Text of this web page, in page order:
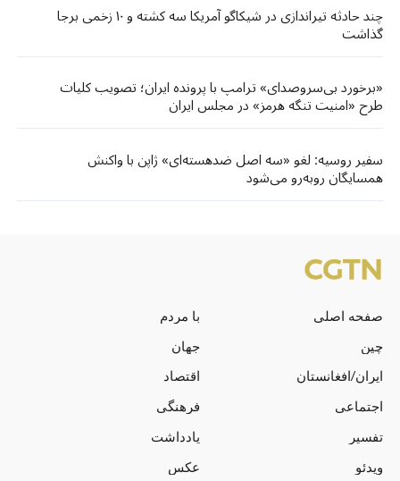
چند حادثه تیراندازی در شیکاگو آمریکا سه کشته و ۱۰ زخمی برجا
گذاشت
«برخورد بی‌سروصدای» ترامپ با پرونده ایران؛ تصویب کلیات
طرح «امنیت تنگه هرمز» در مجلس ایران
سفیر روسیه: لغو «سه اصل ضد‌هسته‌ای» ژاپن با واکنش
همسایگان روبه‌رو می‌شود
صفحه اصلی
با مردم
چین
جهان
ایران/افغانستان
اقتصاد
اجتماعی
فرهنگی
تفسیر
یادداشت
ویدئو
عکس